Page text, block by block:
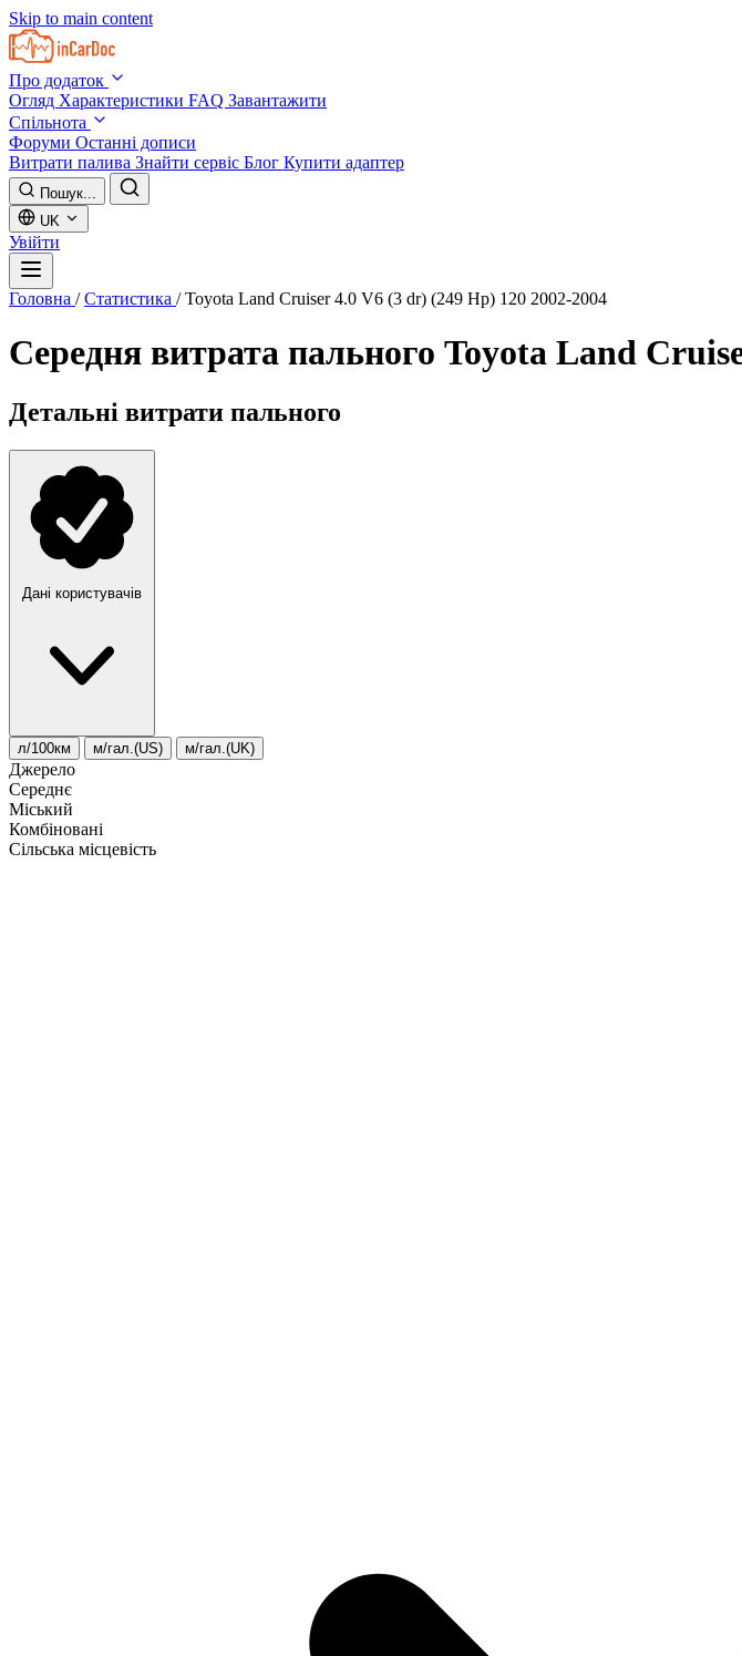
Skip to main content
Про додаток
Огляд Характеристики FAQ Завантажити
Спільнота
Форуми Останні дописи
Витрати палива Знайти сервіс Блог Купити адаптер
Пошук...
UK
Увійти
Головна / Статистика / Toyota Land Cruiser 4.0 V6 (3 dr) (249 Hp) 120 2002-2004
Середня витрата пального Toyota Land
Детальні витрати пального
Дані користувачів
л/100км м/гал.(US) м/гал.(UK)
Джерело
Середнє
Міський
Комбіновані
Сільська місцевість